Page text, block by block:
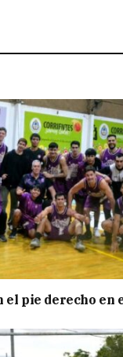
el pie derecho en